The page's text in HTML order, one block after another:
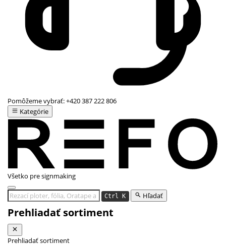
Pomôžeme vybrať:+420 387 222 806
Kategórie
Všetko pre signmaking
Ctrl K Hľadať
Prehliadať sortiment
Prehliadať sortiment